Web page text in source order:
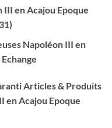
en Acajou Epoque
Napoléon III en
Articles & Produits
en Acajou Epoque